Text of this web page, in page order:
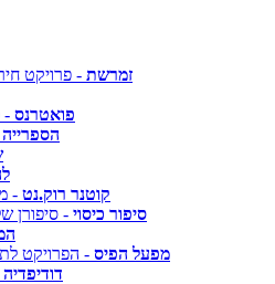
זמרשת - פרויקט
פואטרנס -
קוטנר רוק.נט -
סיפור כיסוי - סיפורן
מפעל הפיס - הפרויקט
דודיפדיה